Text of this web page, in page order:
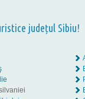
județul Sibiu!